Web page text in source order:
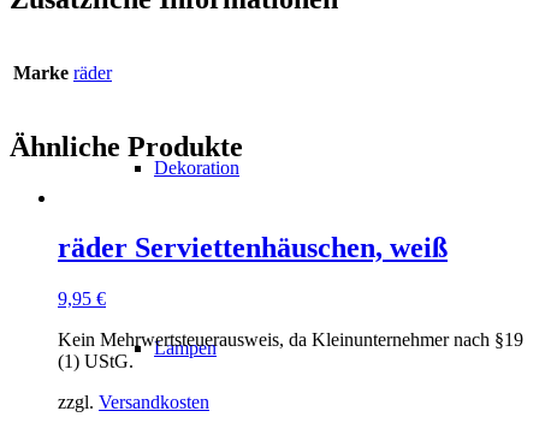
Dekoration
Lampen
Marke räder
Ähnliche Produkte
räder Serviettenhäuschen, weiß
9,95 €
Kein Mehrwertsteuerausweis, da Kleinunternehmer nach §19
(1) UStG.
zzgl. Versandkosten